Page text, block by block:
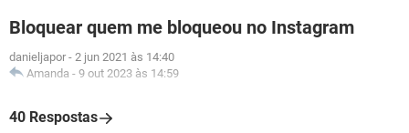
Bloquear quem me bloqueou no Instagram
danieljapor - 2 jun 2021 às 14:40
Amanda - 9 out 2023 às 14:59
40 Respostas